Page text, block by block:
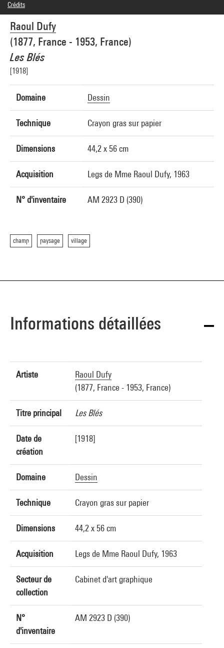
Raoul Dufy
(1877, France - 1953, France)
Les Blés
[1918]
Domaine Dessin
Technique Crayon gras sur papier
Dimensions 44,2 x 56 cm
Acquisition Legs de Mme Raoul Dufy, 1963
N° d'inventaire AM 2923 D (390)
champ paysage village
Crédits
Légende : Image du Musée de Grenoble
© Adagp, Paris
Crédit photographique : André Morin
Réf. image : 3I03723 [RECOL]
Informations détaillées
Artiste
Raoul Dufy
(1877, France - 1953, France)
Titre principal Les Blés
Date de
création
[1918]
Domaine Dessin
Technique Crayon gras sur papier
Dimensions 44,2 x 56 cm
Acquisition Legs de Mme Raoul Dufy, 1963
Secteur de
collection
Cabinet d'art graphique
N°
d'inventaire
AM 2923 D (390)